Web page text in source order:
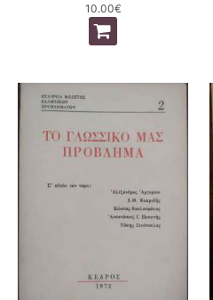
10.00€